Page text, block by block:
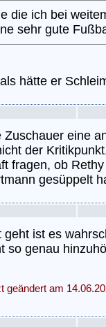
die ich bei
sehr gute
hätte er
eine
der
fragen, ob
gesüppelt
ist es
so genau
geändert am